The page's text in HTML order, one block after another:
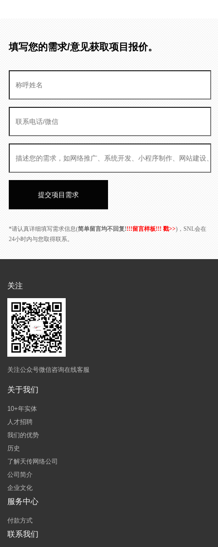
填写您的需求/意见获取项目报价。
*请认真详细填写需求信息(简单留言均不回复!!!!留言样板!!! 戳>>)，SNL会在
24小时内与您取得联系。
关注
关注公众号微信咨询在线客服
关于我们
10+年实体
人才招聘
我们的优势
历史
了解天传网络公司
公司简介
企业文化
服务中心
付款方式
联系我们